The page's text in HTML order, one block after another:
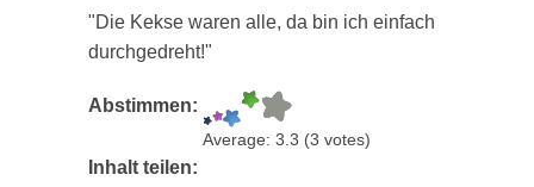
"Die Kekse waren alle, da bin ich einfach
durchgedreht!"
Abstimmen:
Average: 3.3 (3 votes)
Inhalt teilen: